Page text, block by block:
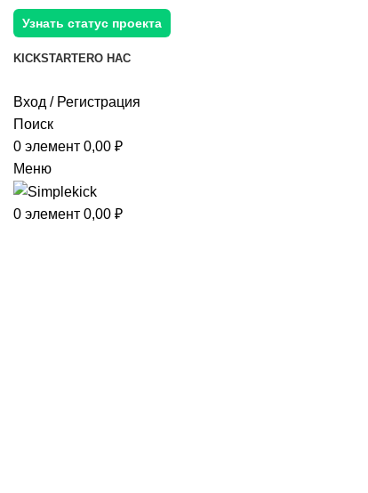
Узнать статус проекта
KICKSTARTERО НАС
Вход / Регистрация
Поиск
0 элемент 0,00 ₽
Меню
0 элемент 0,00 ₽